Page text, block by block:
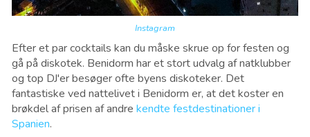
Instagram
Efter et par cocktails kan du måske skrue op for festen og
gå på diskotek. Benidorm har et stort udvalg af natklubber
og top DJ'er besøger ofte byens diskoteker. Det
fantastiske ved nattelivet i Benidorm er, at det koster en
brøkdel af prisen af andre kendte festdestinationer i
Spanien.